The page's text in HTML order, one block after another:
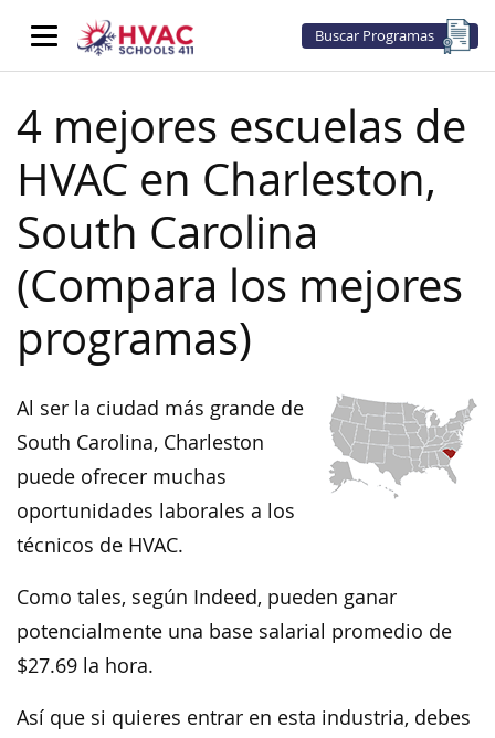
Buscar Programas
4 mejores escuelas de
HVAC en Charleston,
South Carolina
(Compara los mejores
programas)
Al ser la ciudad más grande de
South Carolina, Charleston
puede ofrecer muchas
oportunidades laborales a los
técnicos de HVAC.
Como tales, según Indeed, pueden ganar
potencialmente una base salarial promedio de
$27.69 la hora.
Así que si quieres entrar en esta industria, debes